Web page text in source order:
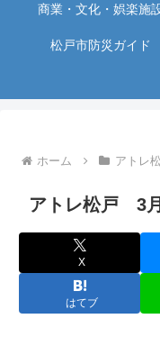
商業・文化・娯楽施
松戸市防災ガイド
ホーム アトレ
アトレ松戸 3
X
はてブ